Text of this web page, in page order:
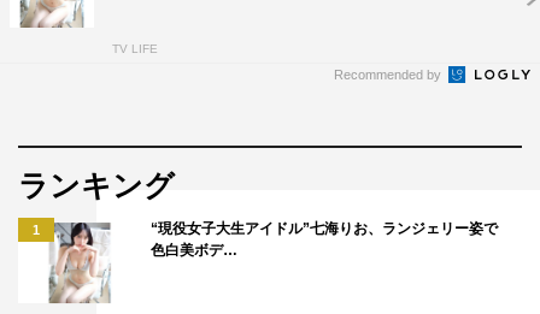
TV LIFE
Recommended by
ランキング
1
“現役女子大生アイドル”七海りお、ランジェリー姿で
色白美ボデ…